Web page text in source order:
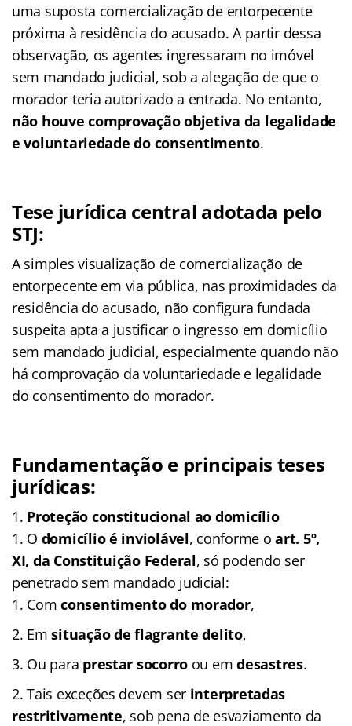
uma suposta comercialização de entorpecente
próxima à residência do acusado. A partir dessa
observação, os agentes ingressaram no imóvel
sem mandado judicial, sob a alegação de que o
morador teria autorizado a entrada. No entanto,
não houve comprovação objetiva da legalidade
e voluntariedade do consentimento.
Tese jurídica central adotada pelo
STJ:
A simples visualização de comercialização de
entorpecente em via pública, nas proximidades da
residência do acusado, não configura fundada
suspeita apta a justificar o ingresso em domicílio
sem mandado judicial, especialmente quando não
há comprovação da voluntariedade e legalidade
do consentimento do morador.
Fundamentação e principais teses
jurídicas:
Proteção constitucional ao domicílio
O domicílio é inviolável, conforme oart. 5º,
XI, da Constituição Federal, só podendo ser
penetrado sem mandado judicial:
Comconsentimento do morador,
Emsituação de flagrante delito,
Ou para prestar socorro ou emdesastres.
Tais exceções devem ser interpretadas
restritivamente, sob pena de esvaziamento da